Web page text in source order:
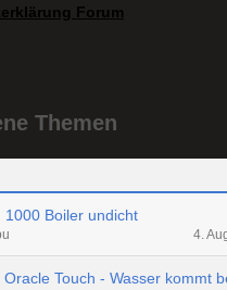
Forum
Themen
1000 Boiler undicht
4.
Oracle Touch - Wasser kommt